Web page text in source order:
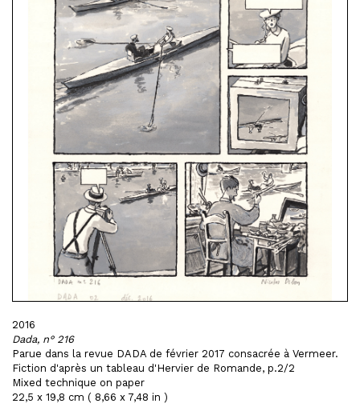
2016
Dada, n° 216
Parue dans la revue DADA de février 2017 consacrée à Vermeer.
Fiction d'après un tableau d'Hervier de Romande, p.2/2
Mixed technique on paper
22,5 x 19,8 cm ( 8,66 x 7,48 in )